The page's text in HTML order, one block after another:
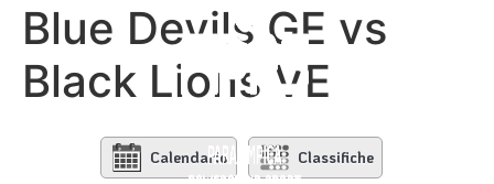
Blue Devils GE vs
Black Lions VE
Calendario Classifiche